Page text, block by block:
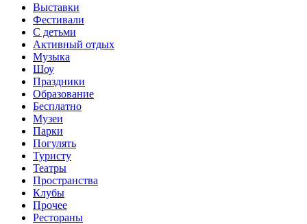
Выставки
Фестивали
С детьми
Активный отдых
Музыка
Шоу
Праздники
Образование
Бесплатно
Музеи
Парки
Погулять
Туристу
Театры
Пространства
Клубы
Прочее
Рестораны